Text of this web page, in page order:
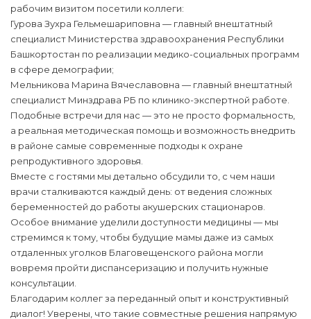
рабочим визитом посетили коллеги:
Гурова Зухра Гельмешариповна — главный внештатный
специалист Министерства здравоохранения Республики
Башкортостан по реализации медико-социальных программ
в сфере демографии;
Мельникова Марина Вячеславовна — главный внештатный
специалист Минздрава РБ по клинико-экспертной работе.
Подобные встречи для нас — это не просто формальность,
а реальная методическая помощь и возможность внедрить
в районе самые современные подходы к охране
репродуктивного здоровья.
Вместе с гостями мы детально обсудили то, с чем наши
врачи сталкиваются каждый день: от ведения сложных
беременностей до работы акушерских стационаров.
Особое внимание уделили доступности медицины — мы
стремимся к тому, чтобы будущие мамы даже из самых
отдаленных уголков Благовещенского района могли
вовремя пройти диспансеризацию и получить нужные
консультации.
Благодарим коллег за переданный опыт и конструктивный
диалог! Уверены, что такие совместные решения напрямую